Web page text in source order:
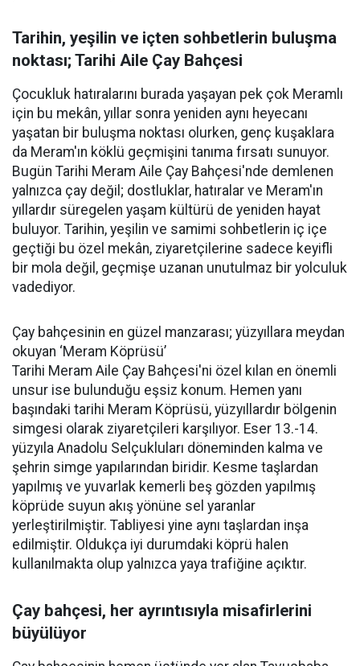
Tarihin, yeşilin ve içten sohbetlerin buluşma
noktası; Tarihi Aile Çay Bahçesi
Çocukluk hatıralarını burada yaşayan pek çok Meramlı
için bu mekân, yıllar sonra yeniden aynı heyecanı
yaşatan bir buluşma noktası olurken, genç kuşaklara
da Meram'ın köklü geçmişini tanıma fırsatı sunuyor.
Bugün Tarihi Meram Aile Çay Bahçesi'nde demlenen
yalnızca çay değil; dostluklar, hatıralar ve Meram'ın
yıllardır süregelen yaşam kültürü de yeniden hayat
buluyor. Tarihin, yeşilin ve samimi sohbetlerin iç içe
geçtiği bu özel mekân, ziyaretçilerine sadece keyifli
bir mola değil, geçmişe uzanan unutulmaz bir yolculuk
vadediyor.
Çay bahçesinin en güzel manzarası; yüzyıllara meydan
okuyan ‘Meram Köprüsü’
Tarihi Meram Aile Çay Bahçesi'ni özel kılan en önemli
unsur ise bulunduğu eşsiz konum. Hemen yanı
başındaki tarihi Meram Köprüsü, yüzyıllardır bölgenin
simgesi olarak ziyaretçileri karşılıyor. Eser 13.-14.
yüzyıla Anadolu Selçukluları döneminden kalma ve
şehrin simge yapılarından biridir. Kesme taşlardan
yapılmış ve yuvarlak kemerli beş gözden yapılmış
köprüde suyun akış yönüne sel yaranlar
yerleştirilmiştir. Tabliyesi yine aynı taşlardan inşa
edilmiştir. Oldukça iyi durumdaki köprü halen
kullanılmakta olup yalnızca yaya trafiğine açıktır.
Çay bahçesi, her ayrıntısıyla misafirlerini
büyülüyor